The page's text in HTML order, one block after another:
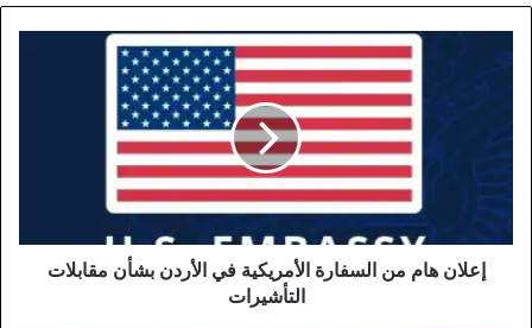
هام
الأمريكية
في
الأردن
بشأن
مقابلات
التأشيرات
إعلان هام من السفارة الأمريكية في الأردن بشأن مقابلات
التأشيرات